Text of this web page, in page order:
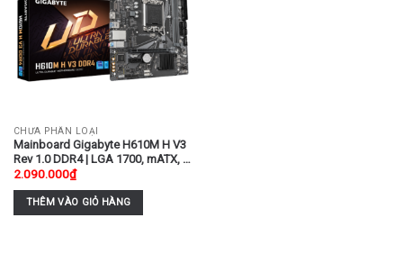
CHƯA PHÂN LOẠI
Mainboard Gigabyte H610M H V3
Rev 1.0 DDR4 | LGA 1700, mATX, 2
khe RAM (Cập nhật giá Q1/2026)
2.090.000₫
THÊM VÀO GIỎ HÀNG